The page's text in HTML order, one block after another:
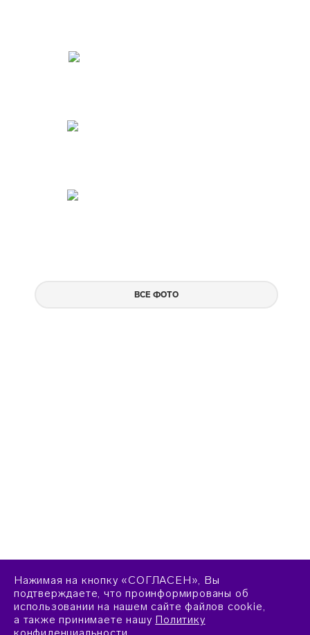
ВСЕ ФОТО
Нажимая на кнопку «СОГЛАСЕН», Вы
подтверждаете, что проинформированы об
использовании на нашем сайте файлов cookie,
а также принимаете нашу Политику